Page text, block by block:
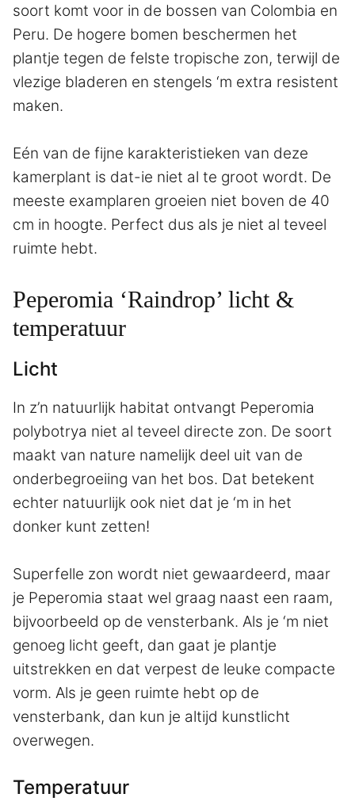
soort komt voor in de bossen van Colombia en
Peru. De hogere bomen beschermen het
plantje tegen de felste tropische zon, terwijl de
vlezige bladeren en stengels ‘m extra resistent
maken.
Eén van de fijne karakteristieken van deze
kamerplant is dat-ie niet al te groot wordt. De
meeste examplaren groeien niet boven de 40
cm in hoogte. Perfect dus als je niet al teveel
ruimte hebt.
Peperomia ‘Raindrop’ licht &
temperatuur
Licht
In z’n natuurlijk habitat ontvangt Peperomia
polybotrya niet al teveel directe zon. De soort
maakt van nature namelijk deel uit van de
onderbegroeiing van het bos. Dat betekent
echter natuurlijk ook niet dat je ‘m in het
donker kunt zetten!
Superfelle zon wordt niet gewaardeerd, maar
je Peperomia staat wel graag naast een raam,
bijvoorbeeld op de vensterbank. Als je ‘m niet
genoeg licht geeft, dan gaat je plantje
uitstrekken en dat verpest de leuke compacte
vorm. Als je geen ruimte hebt op de
vensterbank, dan kun je altijd kunstlicht
overwegen.
Temperatuur